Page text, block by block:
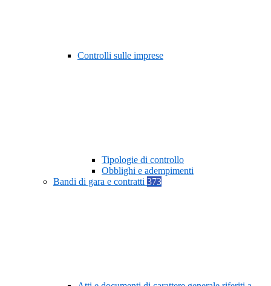
Controlli sulle imprese
Tipologie di controllo
Obblighi e adempimenti
Bandi di gara e contratti 373